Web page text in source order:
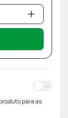
para as